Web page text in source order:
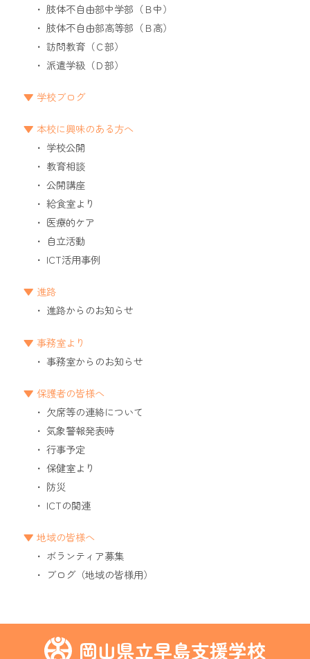
肢体不自由部中学部（Ｂ中）
肢体不自由部高等部（Ｂ高）
訪問教育（Ｃ部）
派遣学級（Ｄ部）
学校ブログ
本校に興味のある方へ
学校公開
教育相談
公開講座
給食室より
医療的ケア
自立活動
ICT活用事例
進路
進路からのお知らせ
事務室より
事務室からのお知らせ
保護者の皆様へ
欠席等の連絡について
気象警報発表時
行事予定
保健室より
防災
ICTの関連
地域の皆様へ
ボランティア募集
ブログ（地域の皆様用）
岡山県立早島支援学校